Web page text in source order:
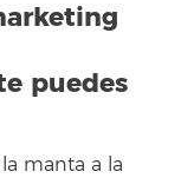
puedes
manta a la